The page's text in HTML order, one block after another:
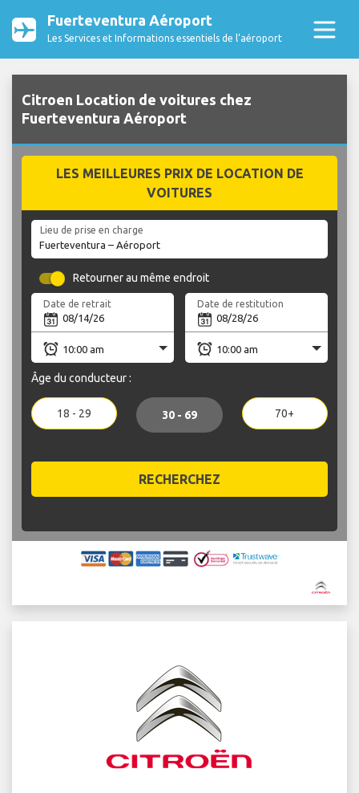
Fuerteventura Aéroport
Les Services et Informations essentiels de l’aéroport
Citroen Location de voitures chez
Fuerteventura Aéroport
LES MEILLEURES PRIX DE LOCATION DE
VOITURES
Lieu de prise en charge
Retourner au même endroit
Date de retrait Date de restitution
Âge du conducteur :
18 - 29 30 - 69 70+
RECHERCHEZ